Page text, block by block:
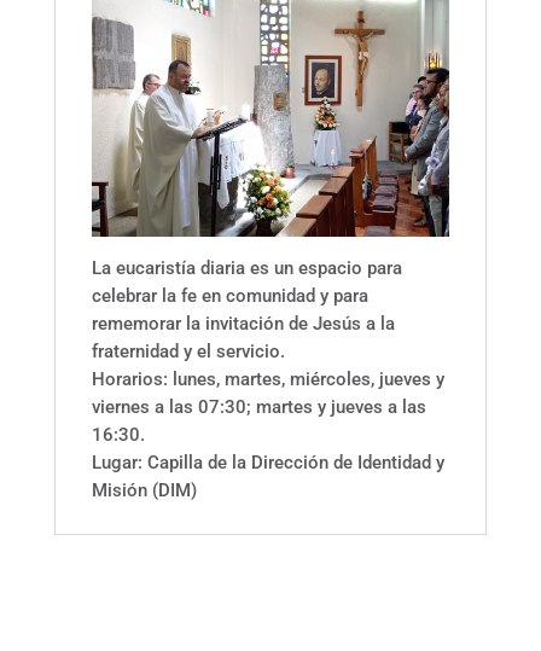
La eucaristía diaria es un espacio para
celebrar la fe en comunidad y para
rememorar la invitación de Jesús a la
fraternidad y el servicio.
Horarios: lunes, martes, miércoles, jueves y
viernes a las 07:30; martes y jueves a las
16:30.
Lugar: Capilla de la Dirección de Identidad y
Misión (DIM)